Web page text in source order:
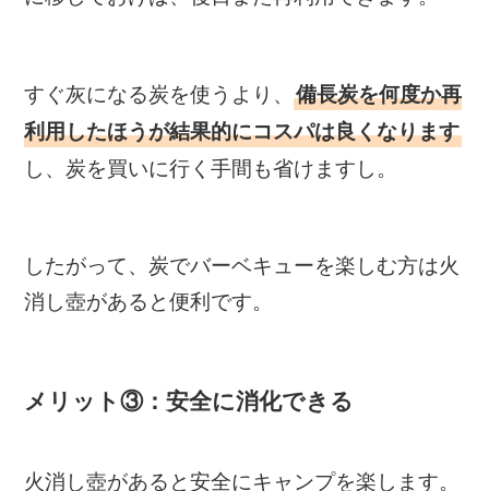
すぐ灰になる炭を使うより、備長炭を何度か再
利用したほうが結果的にコスパは良くなります
し、炭を買いに行く手間も省けますし。
したがって、炭でバーベキューを楽しむ方は火
消し壺があると便利です。
メリット③：安全に消化できる
火消し壺があると安全にキャンプを楽します。